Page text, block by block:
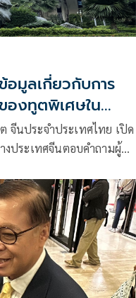
อมูลเกี่ยวกับการ
องทูตพิเศษใน
จีนประจำประเทศไทย เปิด
งประเทศจีนตอบคำถามผู้สื่อ